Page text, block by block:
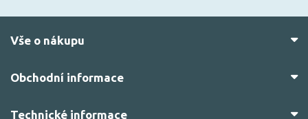
Vše o nákupu
Obchodní informace
Technické informace